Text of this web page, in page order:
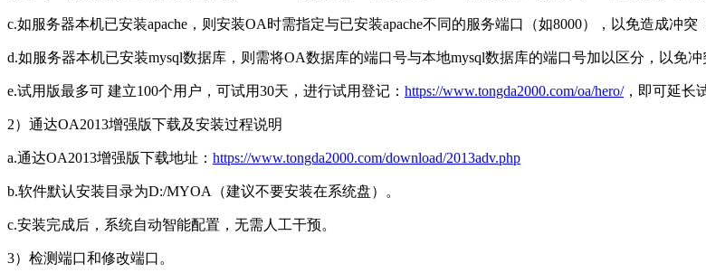
c.如服务器本机已安装apache，则安装OA时需指定与已安装apache不同的服务端口（如8000），以免造成冲突
d.如服务器本机已安装mysql数据库，则需将OA数据库的端口号与本地mysql数据库的端口号加以区分，以免冲
e.试用版最多可 建立100个用户，可试用30天，进行试用登记： https://www.tongda2000.com/oa/hero/，即可延长
2）通达OA2013增强版下载及安装过程说明
a.通达OA2013增强版下载地址： https://www.tongda2000.com/download/2013adv.php
b.软件默认安装目录为D:/MYOA（建议不要安装在系统盘）。
c.安装完成后，系统自动智能配置，无需人工干预。
3）检测端口和修改端口。